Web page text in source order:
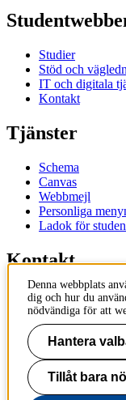
Studier
Stöd och
IT och digitala
Kontakt
Tjänster
Schema
Canvas
Webbmejl
Personliga
Ladok för
Kontakt
Kontakta
Kontakta kurs
IT-support
KTH Entré
KTH
100 44 Stockholm
Denna webbplats
dig och hur du
nödvändiga för att
Hantera
Tillåt bara